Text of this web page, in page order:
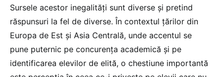
Sursele acestor inegalități sunt diverse și pretind
răspunsuri la fel de diverse. În contextul țărilor din
Europa de Est și Asia Centrală, unde accentul se
pune puternic pe concurența academică și pe
identificarea elevilor de elită, o chestiune importantă